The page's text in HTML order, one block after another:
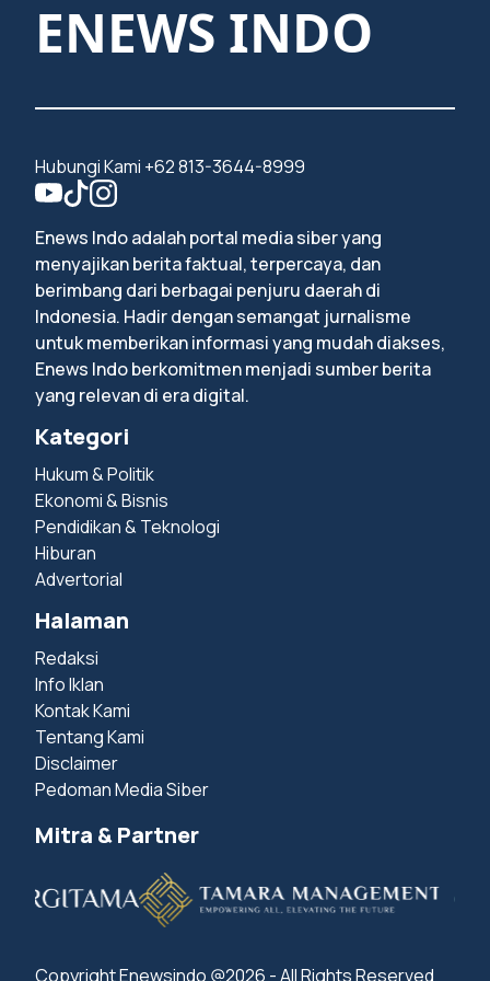
ENEWS INDO
Hubungi Kami +62 813-3644-8999
Enews Indo adalah portal media siber yang
menyajikan berita faktual, terpercaya, dan
berimbang dari berbagai penjuru daerah di
Indonesia. Hadir dengan semangat jurnalisme
untuk memberikan informasi yang mudah diakses,
Enews Indo berkomitmen menjadi sumber berita
yang relevan di era digital.
Kategori
Hukum & Politik
Ekonomi & Bisnis
Pendidikan & Teknologi
Hiburan
Advertorial
Halaman
Redaksi
Info Iklan
Kontak Kami
Tentang Kami
Disclaimer
Pedoman Media Siber
Mitra & Partner
Copyright Enewsindo @2026 - All Rights Reserved